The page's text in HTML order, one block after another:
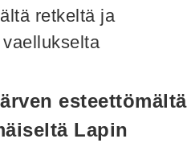
esteettömältä
Lapin